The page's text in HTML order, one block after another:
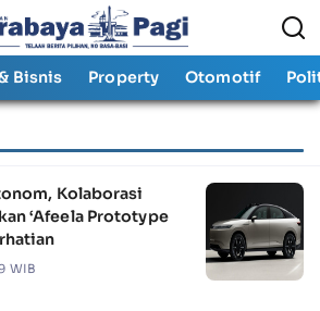
Bisnis Property Otomotif
Kolaborasi
‘Afeela Prototype
WIB